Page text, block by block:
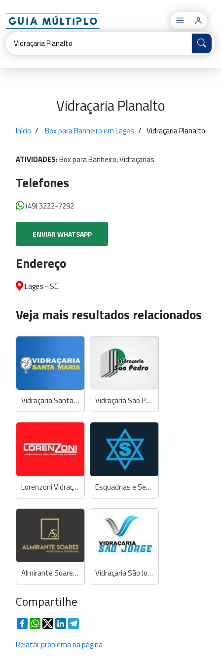
×
Vidraçaria Planalto
Início Box para Banheiro em Lages Vidraçaria Planalto
ATIVIDADES:BoxparaBanheiro,Vidraçarias.
Telefones
(49) 3222-7292
ENVIAR WHATSAPP
Endereço
Lages - SC.
Veja mais resultados relacionados
Vidraçaria Santa Maria Vidraçaria São Pedro
Lorenzoni Vidraçaria & Esquadrias de Alumínio Esquadrias e Serralheria Serrana
Almirante Soares Quadros, Espelhos e Molduras Vidraçaria São Jorge (do Ciso)
Compartilhe
FacebookWhatsApp
TwitterLinkedIn
Relatar problema na página